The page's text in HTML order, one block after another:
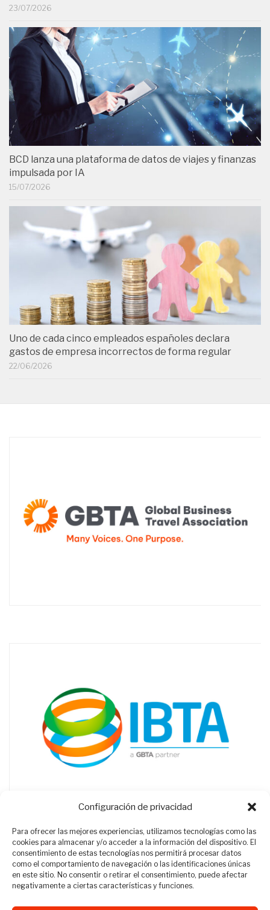
Configuración de privacidad
Para ofrecer las mejores experiencias, utilizamos tecnologías como las
cookies para almacenar y/o acceder a la información del dispositivo. El
consentimiento de estas tecnologías nos permitirá procesar datos
como el comportamiento de navegación o las identificaciones únicas
en este sitio. No consentir o retirar el consentimiento, puede afectar
negativamente a ciertas características y funciones.
23/07/2026
BCD lanza una plataforma de datos de viajes y finanzas
impulsada por IA
15/07/2026
Uno de cada cinco empleados españoles declara
gastos de empresa incorrectos de forma regular
22/06/2026